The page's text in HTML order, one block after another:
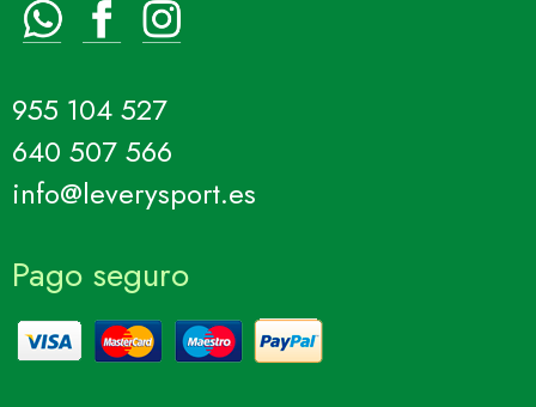
955 104 527
640 507 566
info@leverysport.es
Pago seguro